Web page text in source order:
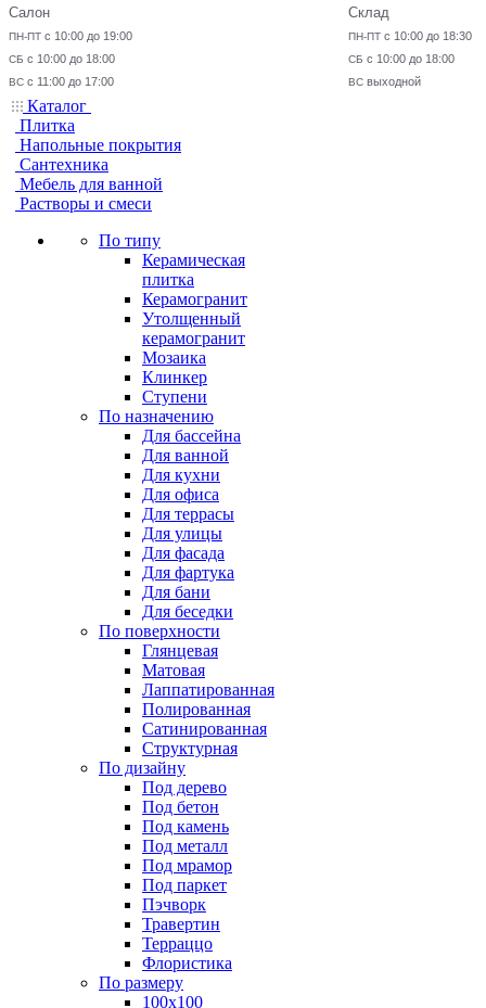
Салон
ПН-ПТ с 10:00 до 19:00
СБ с 10:00 до 18:00
ВС с 11:00 до 17:00
Склад
ПН-ПТ с 10:00 до 18:30
СБ с 10:00 до 18:00
ВС выходной
Каталог
Плитка
Напольные покрытия
Сантехника
Мебель для ванной
Растворы и смеси
По типу
Керамическая
плитка
Керамогранит
Утолщенный
керамогранит
Мозаика
Клинкер
Ступени
По назначению
Для бассейна
Для ванной
Для кухни
Для офиса
Для террасы
Для улицы
Для фасада
Для фартука
Для бани
Для беседки
По поверхности
Глянцевая
Матовая
Лаппатированная
Полированная
Сатинированная
Структурная
По дизайну
Под дерево
Под бетон
Под камень
Под металл
Под мрамор
Под паркет
Пэчворк
Травертин
Терраццо
Флористика
По размеру
100х100